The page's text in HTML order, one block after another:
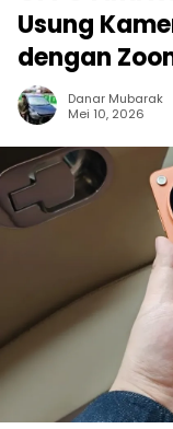
Usung
dengan
Danar Mubarak
Mei 10, 2026